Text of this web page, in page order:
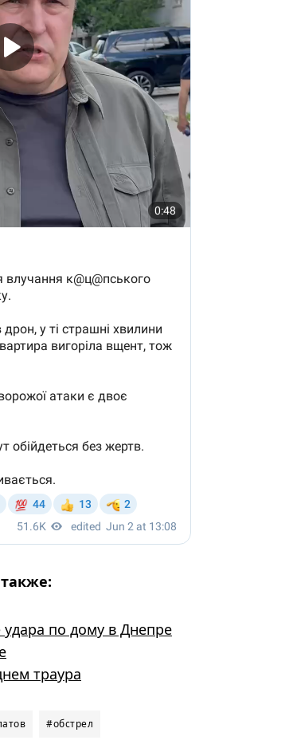
по дому в Днепре
​​траура
#обстрел